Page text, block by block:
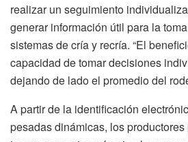
realizar un seguimiento
generar información útil para la
sistemas de cría y recría. “El
capacidad de tomar decisiones
dejando de lado el promedio del
A partir de la identificación
pesadas dinámicas, los